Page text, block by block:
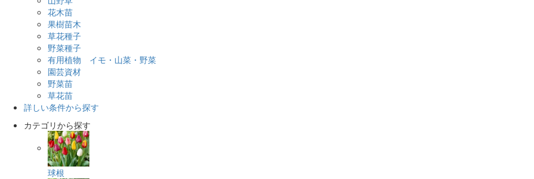
花木苗
果樹苗木
草花種子
野菜種子
有用植物 イモ・山菜・野菜
園芸資材
野菜苗
草花苗
詳しい条件から探す
カテゴリから探す
球根